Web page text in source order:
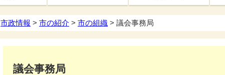
市政情報 > 市の紹介 > 市の組織 > 議会事務局
議会事務局